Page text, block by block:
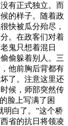
有正式独立。而
的样子。随着政
快被瓜分殆尽，
。在政客们对着
鬼只想着混日
偷躲着别人。三
他前胸后背都有
了。注意这里还
候，师部突然传
脸上写满了困
明白了。”这个桥
省的抗日将领凌